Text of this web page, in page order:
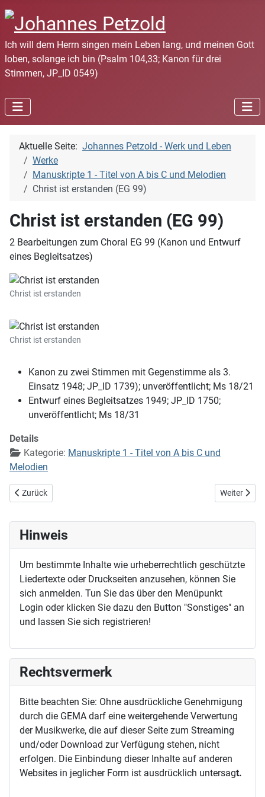
Ich will dem Herrn singen mein Leben lang, und meinen Gott
loben, solange ich bin (Psalm 104,33; Kanon für drei
Stimmen, JP_ID 0549)
Aktuelle Seite: Johannes Petzold - Werk und Leben
Werke
Manuskripte 1 - Titel von A bis C und Melodien
Christ ist erstanden (EG 99)
Christ ist erstanden (EG 99)
2 Bearbeitungen zum Choral EG 99 (Kanon und Entwurf
eines Begleitsatzes)
Christ ist erstanden
Christ ist erstanden
Kanon zu zwei Stimmen mit Gegenstimme als 3.
Einsatz 1948; JP_ID 1739); unveröffentlicht; Ms 18/21
Entwurf eines Begleitsatzes 1949; JP_ID 1750;
unveröffentlicht; Ms 18/31
Details
Kategorie: Manuskripte 1 - Titel von A bis C und
Melodien
Vorheriger Beitrag: Cantamus et congratulamus amico
Zurück Nächster
Weiter
Hinweis
Um bestimmte Inhalte wie urheberrechtlich geschützte
Liedertexte oder Druckseiten anzusehen, können Sie
sich anmelden. Tun Sie das über den Menüpunkt
Login oder klicken Sie dazu den Button "Sonstiges" an
und lassen Sie sich registrieren!
Rechtsvermerk
Bitte beachten Sie: Ohne ausdrückliche Genehmigung
durch die GEMA darf eine weitergehende Verwertung
der Musikwerke, die auf dieser Seite zum Streaming
und/oder Download zur Verfügung stehen, nicht
erfolgen. Die Einbindung dieser Inhalte auf anderen
Websites in jeglicher Form ist ausdrücklich untersagt.